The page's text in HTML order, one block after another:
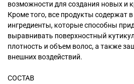
возможности для создания новых и
Кроме того, все продукты содержат
ингредиенты, которые способны
выравнивать поверхностный
плотность и объем волос, а также
внешних воздействий.
СОСТАВ